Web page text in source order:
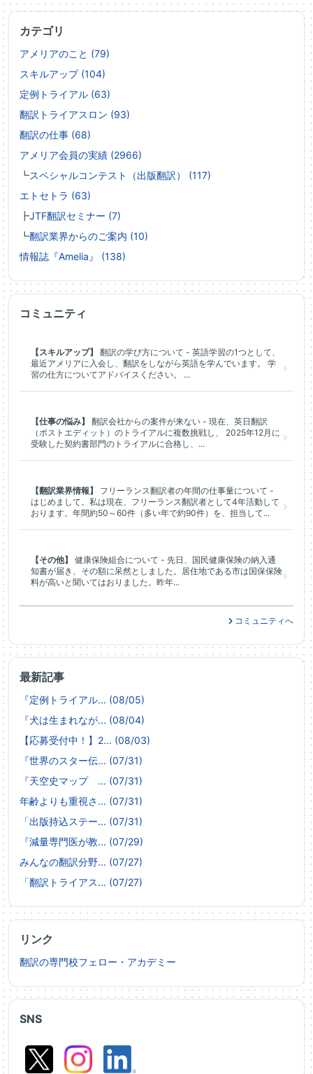
SNS
カテゴリ
アメリアのこと (79)
スキルアップ (104)
定例トライアル (63)
翻訳トライアスロン (93)
翻訳の仕事 (68)
アメリア会員の実績 (2966)
┗スペシャルコンテスト（出版翻訳） (117)
エトセトラ (63)
┣JTF翻訳セミナー (7)
┗翻訳業界からのご案内 (10)
情報誌『Amelia』 (138)
最新記事
『定例トライアル... (08/05)
『犬は生まれなが... (08/04)
【応募受付中！】2... (08/03)
『世界のスター伝... (07/31)
『天空史マップ ... (07/31)
年齢よりも重視さ... (07/31)
「出版持込ステー... (07/31)
『減量専門医が教... (07/29)
みんなの翻訳分野... (07/27)
「翻訳トライアス... (07/27)
リンク
翻訳の専門校フェロー・アカデミー
コミュニティ
【スキルアップ】
翻訳の学び方について - 英語学習の1つとして、
最近アメリアに入会し、翻訳をしながら英語を学んでいます。 学
習の仕方についてアドバイスください。 ...
【仕事の悩み】
翻訳会社からの案件が来ない - 現在、英日翻訳
（ポストエディット）のトライアルに複数挑戦し、 2025年12月に
受験した契約書部門のトライアルに合格し、...
【翻訳業界情報】
フリーランス翻訳者の年間の仕事量について -
はじめまして。私は現在、フリーランス翻訳者として4年活動して
おります。年間約50～60件（多い年で約90件）を、担当して...
【その他】
健康保険組合について - 先日、国民健康保険の納入通
知書が届き、その額に呆然としました。居住地である市は国保保険
料が高いと聞いてはおりました。昨年...
コミュニティへ